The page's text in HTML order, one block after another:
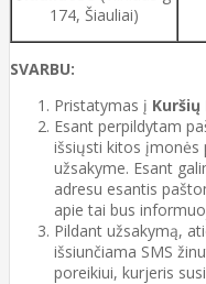
174, Šiauliai)
SVARBU:
Pristatymas į Kuršių
Esant perpildytam
išsiųsti kitos įmonės
užsakyme. Esant
adresu esantis
apie tai bus
Pildant užsakymą,
išsiunčiama SMS
poreikiui, kurjeris